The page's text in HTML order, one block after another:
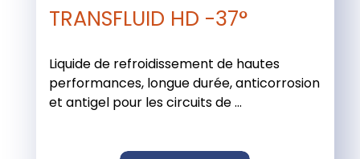
TRANSFLUID HD -37°
Liquide de refroidissement de hautes
performances, longue durée, anticorrosion
et antigel pour les circuits de ...